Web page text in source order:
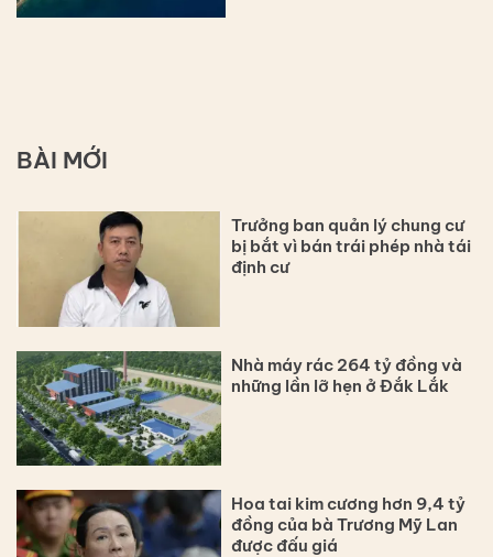
BÀI MỚI
Trưởng ban quản lý chung cư
bị bắt vì bán trái phép nhà tái
định cư
Nhà máy rác 264 tỷ đồng và
những lần lỡ hẹn ở Đắk Lắk
Hoa tai kim cương hơn 9,4 tỷ
đồng của bà Trương Mỹ Lan
được đấu giá